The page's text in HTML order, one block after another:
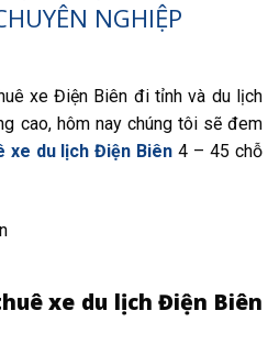
NGHIỆP
xe Điện Biên đi tỉnh và du lịch
cao, hôm nay chúng tôi sẽ đem
xe du lịch Điện Biên 4 – 45 chỗ
xe du lịch Điện Biên